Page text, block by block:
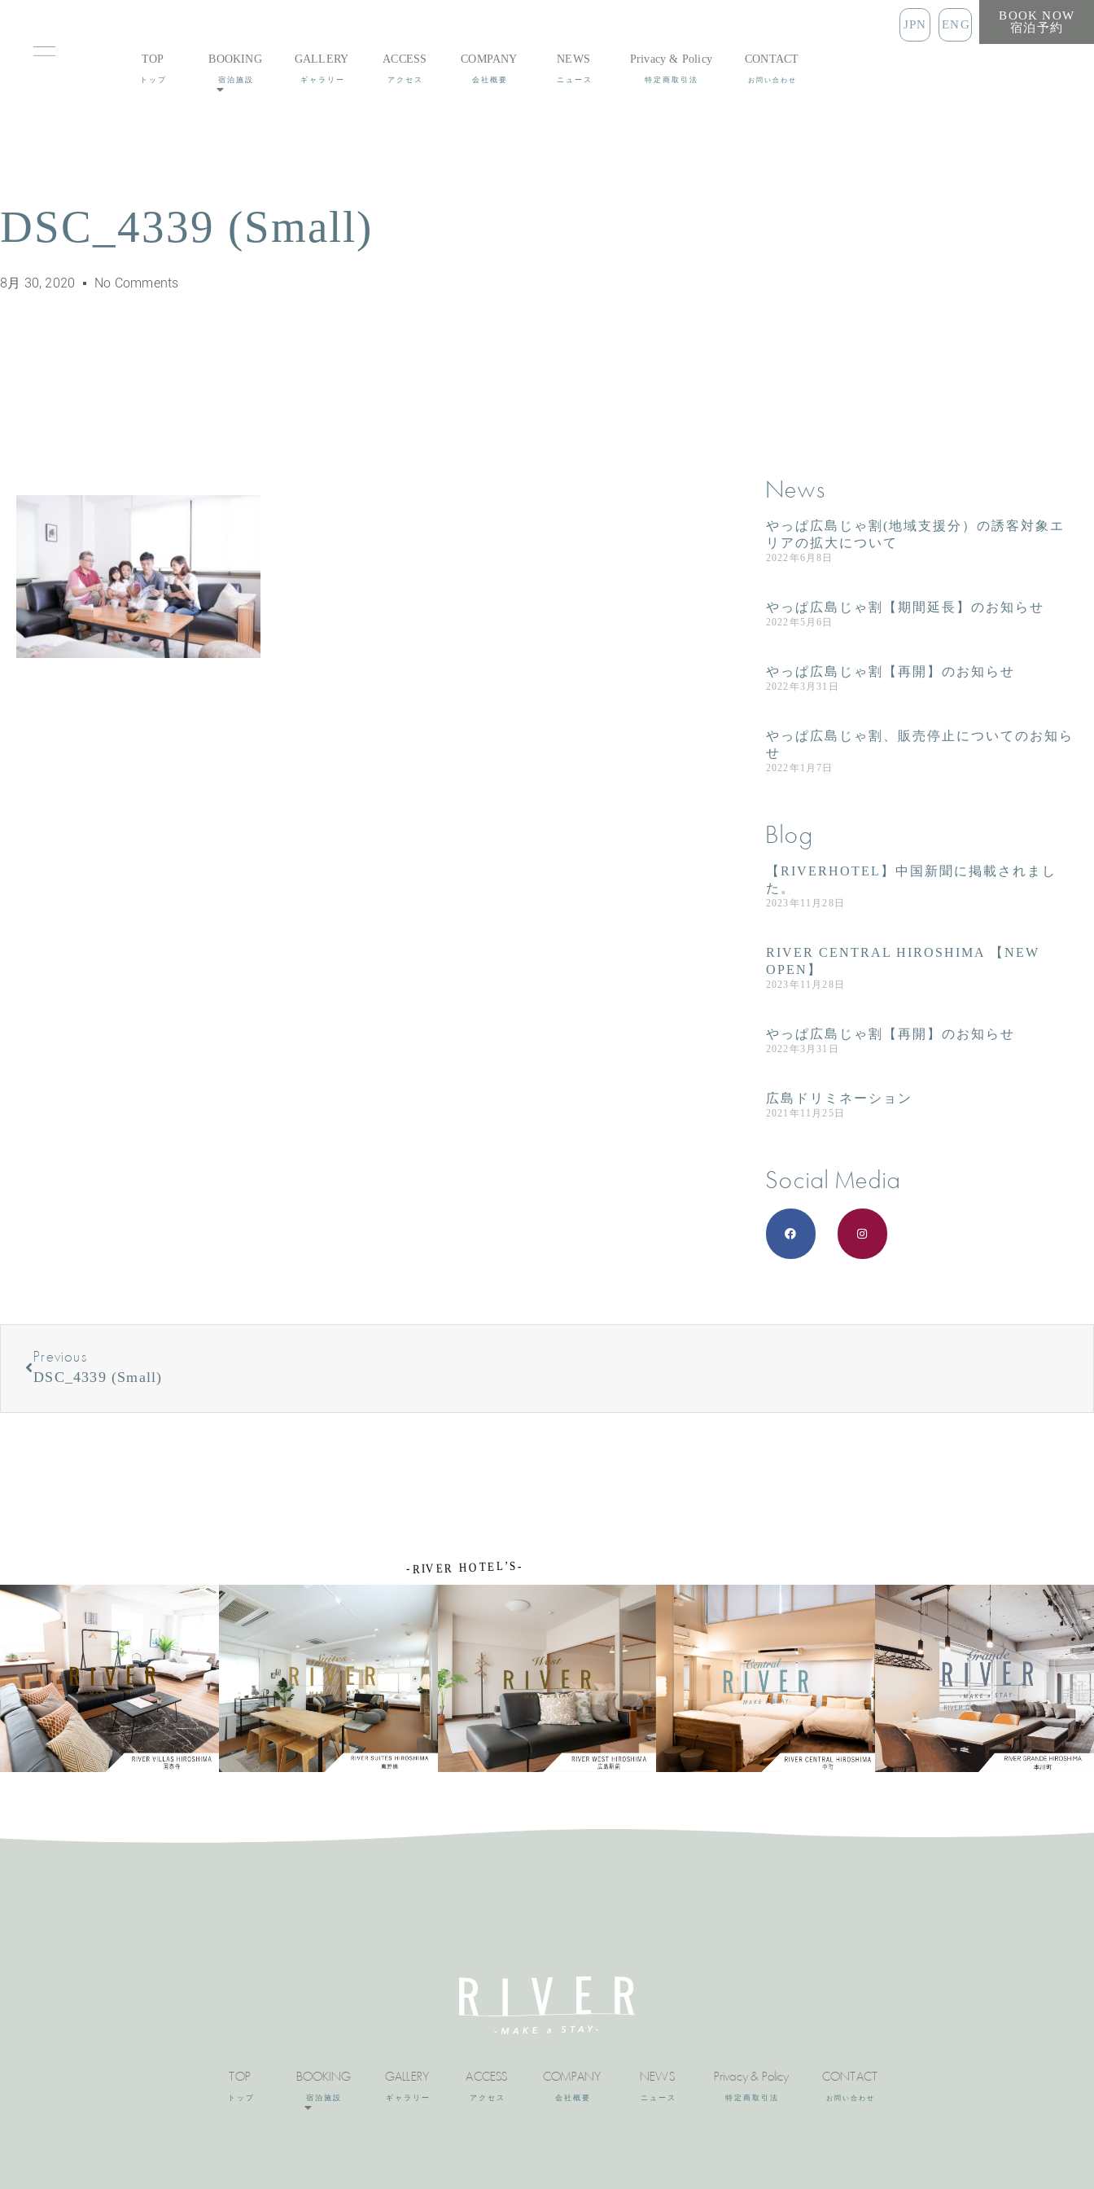
JPN ENG
BOOK NOW
宿泊予約
TOP BOOKING GALLERY ACCESS COMPANY NEWS Privacy & Policy CONTACT
DSC_4339 (Small)
8月 30, 2020 No Comments
News
やっぱ広島じゃ割(地域支援分）の誘客対象エ
リアの拡大について
2022年6月8日
やっぱ広島じゃ割【期間延長】のお知らせ
2022年5月6日
やっぱ広島じゃ割【再開】のお知らせ
2022年3月31日
やっぱ広島じゃ割、販売停止についてのお知ら
せ
2022年1月7日
Blog
【RIVERHOTEL】中国新聞に掲載されまし
た。
2023年11月28日
RIVER CENTRAL HIROSHIMA 【NEW
OPEN】
2023年11月28日
やっぱ広島じゃ割【再開】のお知らせ
2022年3月31日
広島ドリミネーション
2021年11月25日
Social Media
Previous
DSC_4339 (Small)
TOP BOOKING GALLERY ACCESS COMPANY NEWS Privacy & Policy CONTACT